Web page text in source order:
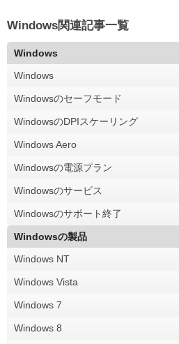
Windows関連記事一覧
Windows
Windows
Windowsのセーフモード
WindowsのDPIスケーリング
Windows Aero
Windowsの電源プラン
Windowsのサービス
Windowsのサポート終了
Windowsの製品
Windows NT
Windows Vista
Windows 7
Windows 8